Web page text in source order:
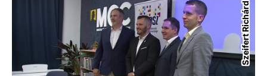
Szeifert Richárd